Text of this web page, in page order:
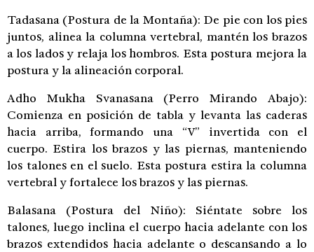
Tadasana (Postura de la Montaña): De pie con los pies
juntos, alinea la columna vertebral, mantén los brazos
a los lados y relaja los hombros. Esta postura mejora la
postura y la alineación corporal.
Adho Mukha Svanasana (Perro Mirando Abajo):
Comienza en posición de tabla y levanta las caderas
hacia arriba, formando una “V” invertida con el
cuerpo. Estira los brazos y las piernas, manteniendo
los talones en el suelo. Esta postura estira la columna
vertebral y fortalece los brazos y las piernas.
Balasana (Postura del Niño): Siéntate sobre los
talones, luego inclina el cuerpo hacia adelante con los
brazos extendidos hacia adelante o descansando a lo